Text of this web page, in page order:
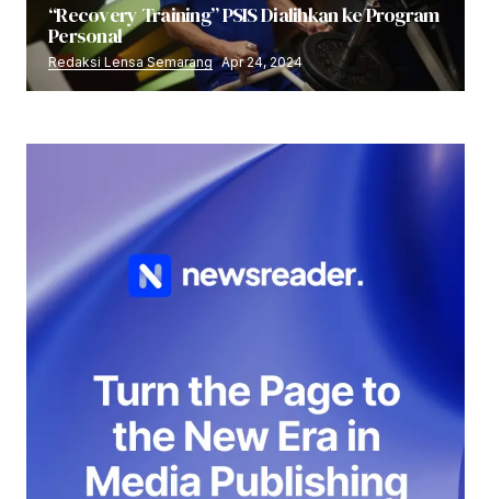
“Recovery Training” PSIS Dialihkan ke Program
Personal
Redaksi Lensa Semarang Apr 24, 2024